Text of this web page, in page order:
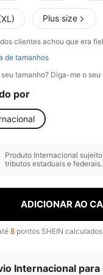
Plus size
dos clientes achou que era
de tamanhos
tamanho? Diga-me o seu
por
Produto Internacional
tributos estaduais e federais.
ADICIONAR AO
8 pontos SHEIN
Internacional para